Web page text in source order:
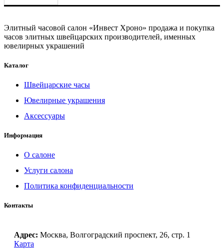
Элитный часовой салон «Инвест Хроно» продажа и покупка
часов элитных швейцарских производителей, именных
ювелирных украшений
Каталог
Швейцарские часы
Ювелирные украшения
Аксессуары
Информация
О салоне
Услуги салона
Политика конфиденциальности
Контакты
Адрес: Москва, Волгоградский проспект, 26, стр. 1
Карта